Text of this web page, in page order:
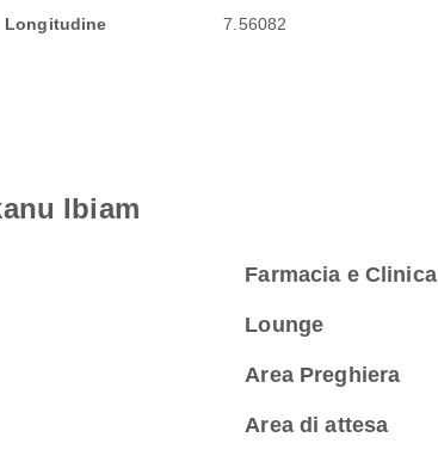
Longitudine 7.56082
Ibiam
Farmacia e Clinica
Lounge
Area Preghiera
Area di attesa